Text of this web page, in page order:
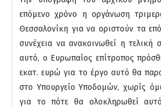
επόμενο χρόνο η οργάνωση
Θεσσαλονίκη για να οριστούν τα
συνέχεια να ανακοινωθεί η τελική
αυτό, ο Ευρωπαίος επίτροπος
εκατ. ευρώ για το έργο αυτό θα
στο Υπουργείο Υποδομών, χωρίς
για το πότε θα ολοκληρωθεί